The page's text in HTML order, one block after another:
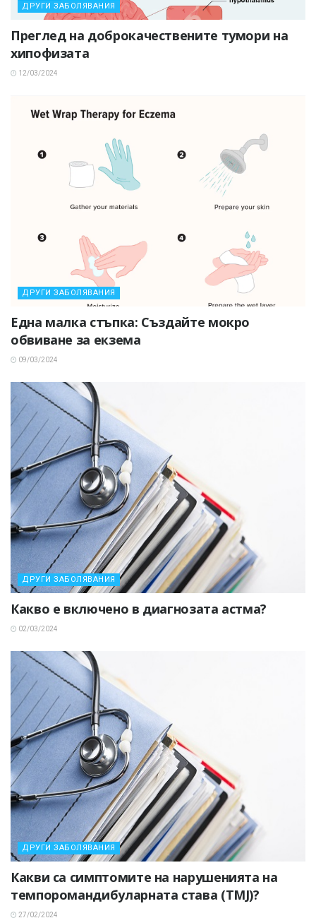
ДРУГИ ЗАБОЛЯВАНИЯ
Преглед на доброкачествените тумори на
хипофизата
12/03/2024
ДРУГИ ЗАБОЛЯВАНИЯ
Една малка стъпка: Създайте мокро
обвиване за екзема
09/03/2024
ДРУГИ ЗАБОЛЯВАНИЯ
Какво е включено в диагнозата астма?
02/03/2024
ДРУГИ ЗАБОЛЯВАНИЯ
Какви са симптомите на нарушенията на
темпоромандибуларната става (TMJ)?
27/02/2024